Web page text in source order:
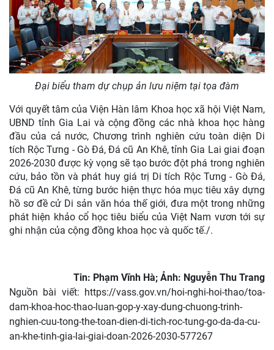
Đại biểu tham dự chụp ản lưu niệm tại tọa đàm
Với quyết tâm của Viện Hàn lâm Khoa học xã hội Việt Nam,
UBND tỉnh Gia Lai và cộng đồng các nhà khoa học hàng
đầu của cả nước, Chương trình nghiên cứu toàn diện Di
tích Rộc Tưng - Gò Đá, Đá cũ An Khê, tỉnh Gia Lai giai đoạn
2026-2030 được kỳ vọng sẽ tạo bước đột phá trong nghiên
cứu, bảo tồn và phát huy giá trị Di tích Rộc Tưng - Gò Đá,
Đá cũ An Khê, từng bước hiện thực hóa mục tiêu xây dựng
hồ sơ đề cử Di sản văn hóa thế giới, đưa một trong những
phát hiện khảo cổ học tiêu biểu của Việt Nam vươn tới sự
ghi nhận của cộng đồng khoa học và quốc tế./.
Tin: Phạm Vĩnh Hà; Ảnh: Nguyễn Thu Trang
Nguồn bài viết: https://vass.gov.vn/hoi-nghi-hoi-thao/toa-
dam-khoa-hoc-thao-luan-gop-y-xay-dung-chuong-trinh-
nghien-cuu-tong-the-toan-dien-di-tich-roc-tung-go-da-da-cu-
an-khe-tinh-gia-lai-giai-doan-2026-2030-577267